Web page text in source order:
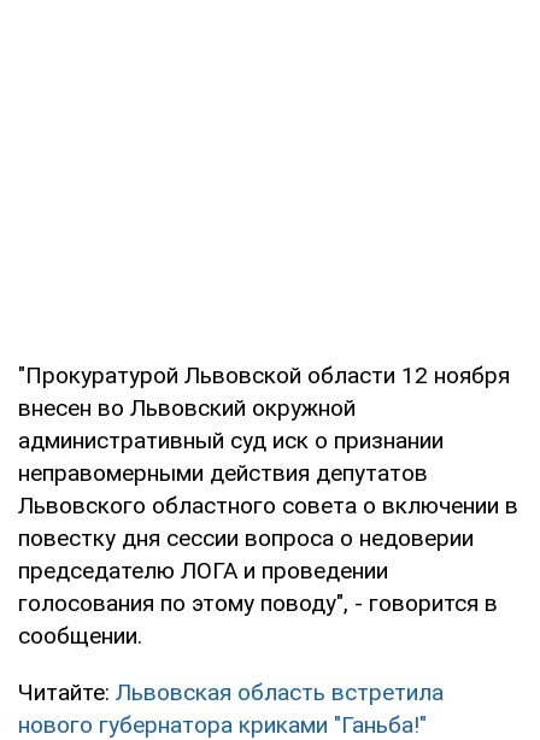
"Прокуратурой Львовской области 12 ноября
внесен во Львовский окружной
административный суд иск о признании
неправомерными действия депутатов
Львовского областного совета о включении в
повестку дня сессии вопроса о недоверии
председателю ЛОГА и проведении
голосования по этому поводу", - говорится в
сообщении.
Читайте: Львовская область встретила
нового губернатора криками "Ганьба!"